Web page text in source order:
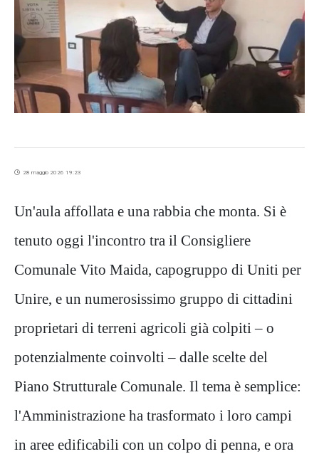
28 maggio 2026 19:23
Un'aula affollata e una rabbia che monta. Si è
tenuto oggi l'incontro tra il Consigliere
Comunale Vito Maida, capogruppo di Uniti per
Unire, e un numerosissimo gruppo di cittadini
proprietari di terreni agricoli già colpiti – o
potenzialmente coinvolti – dalle scelte del
Piano Strutturale Comunale. Il tema è semplice:
l'Amministrazione ha trasformato i loro campi
in aree edificabili con un colpo di penna, e ora